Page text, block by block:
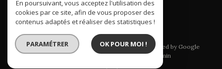
© 2026 | Tous droits réservés | Traduction powered by Google
Plan du site
Mentions légales Liens Admin
En poursuivant, vous acceptez l'utilisation des
cookies par ce site, afin de vous proposer des
contenus adaptés et réaliser des statistiques !
PARAMÉTRER OK POUR MOI !